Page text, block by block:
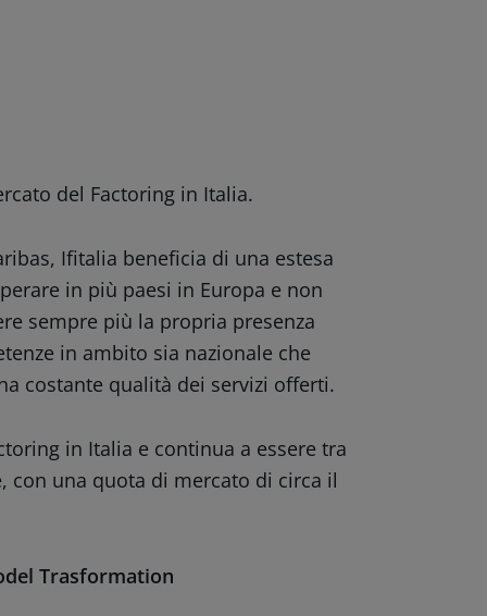
del Factoring in Italia.
Ifitalia beneficia di una estesa
in più paesi in Europa e non
sempre più la propria presenza
in ambito sia nazionale che
costante qualità dei servizi offerti.
in Italia e continua a essere tra
una quota di mercato di circa il
Trasformation